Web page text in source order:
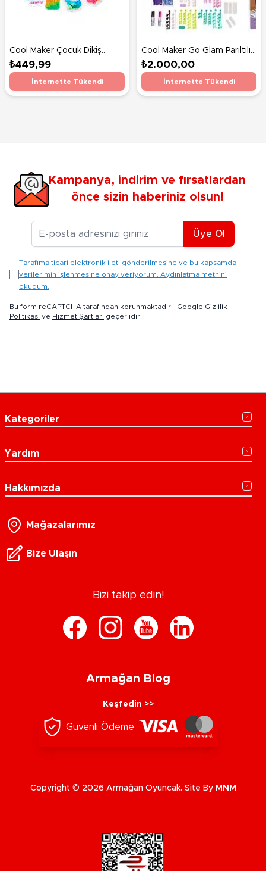
Cool Maker Çocuk Dikiş
Makinesi
₺449,99
İnternette Tükendi
Cool Maker Go Glam Parıltılı
Tırnak Seti
₺2.000,00
İnternette Tükendi
Kampanya, indirim ve fırsatlardan
önce sizin haberiniz olsun!
E-posta Adresiniz
Üye Ol
Tarafıma ticari elektronik ileti gönderilmesine ve bu kapsamda
verilerimin işlenmesine onay veriyorum. Aydınlatma metnini
okudum.
Bu form reCAPTCHA tarafından korunmaktadır - Google Gizlilik
Politikası ve Hizmet Şartları geçerlidir.
Kategoriler
Yardım
Hakkımızda
Mağazalarımız
Bize Ulaşın
Bizi takip edin!
Armağan Blog
Keşfedin >>
Güvenli Ödeme
Copyright © 2026 Armağan Oyuncak. Site By MNM